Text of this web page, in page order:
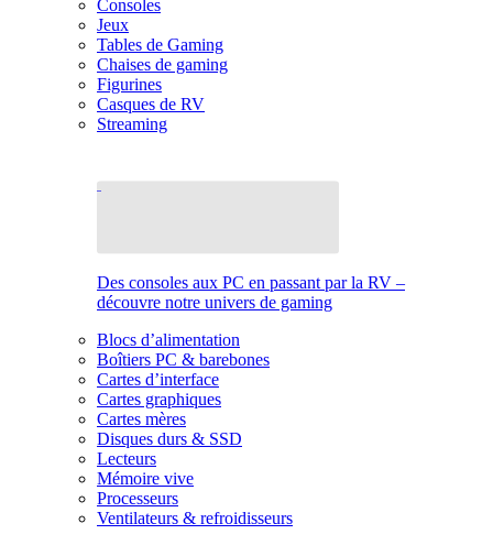
Consoles
Jeux
Tables de Gaming
Chaises de gaming
Figurines
Casques de RV
Streaming
Des consoles aux PC en passant par la RV –
découvre notre univers de gaming
Blocs d’alimentation
Boîtiers PC & barebones
Cartes d’interface
Cartes graphiques
Cartes mères
Disques durs & SSD
Lecteurs
Mémoire vive
Processeurs
Ventilateurs & refroidisseurs